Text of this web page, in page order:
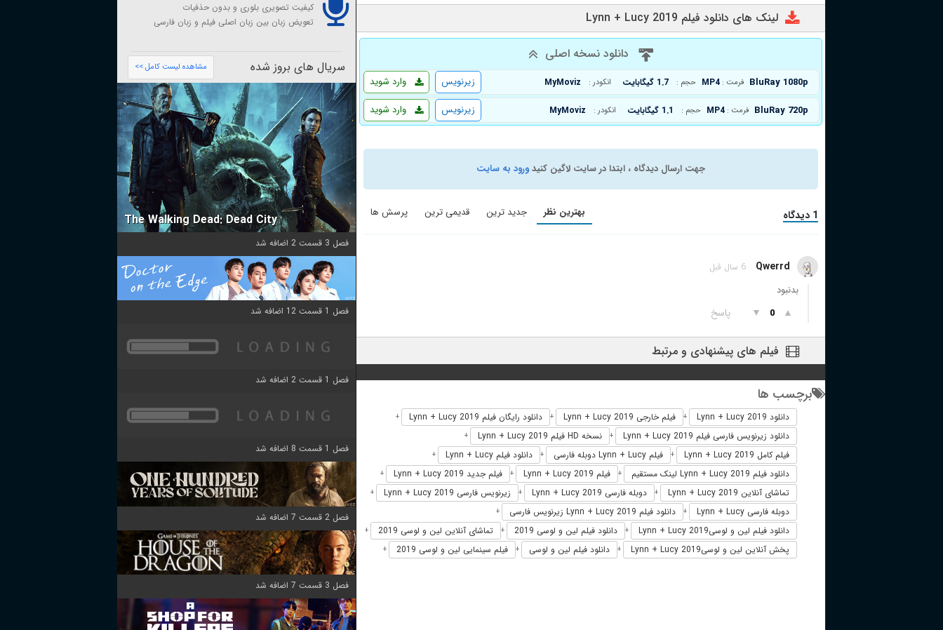
لینک های دانلود فیلم Lynn + Lucy 2019
دانلود نسخه اصلی
BluRay 1080p فرمت : MP4 حجم : 1.7 گیگابایت انکودر : MyMoviz وارد شوید
زیرنویس
BluRay 720p فرمت : MP4 حجم : 1.1 گیگابایت انکودر : MyMoviz وارد شوید زیرنویس
جهت ارسال دیدگاه ، ابتدا در سایت لاگین کنیدورود به سایت
1 دیدگاه بهترین نظر جدید ترین قدیمی ترین پرسش ها
Qwerrd 6 سال قبل
بدنبود
▲
0
▼ پاسخ
فیلم های پیشنهادی و مرتبط
برچسب ها
دانلود Lynn + Lucy 2019 + فیلم خارجی Lynn + Lucy 2019 + دانلود رایگان فیلم Lynn + Lucy 2019 +
دانلود زیرنویس فارسی فیلم Lynn + Lucy 2019 + نسخه HD فیلم Lynn + Lucy 2019 +
فیلم کامل Lynn + Lucy 2019 + فیلم Lynn + Lucy دوبله فارسی + دانلود فیلم Lynn + Lucy +
دانلود فیلم Lynn + Lucy 2019 لینک مستقیم + فیلم Lynn + Lucy 2019 + فیلم جدید Lynn + Lucy 2019 +
تماشای آنلاین Lynn + Lucy 2019 + دوبله فارسی Lynn + Lucy 2019 + زیرنویس فارسی Lynn + Lucy 2019 +
دوبله فارسی Lynn + Lucy + دانلود فیلم Lynn + Lucy 2019 زیرنویس فارسی +
دانلود فیلم لین و لوسیLynn + Lucy 2019 + دانلود فیلم لین و لوسی 2019 + تماشای آنلاین لین و لوسی 2019 +
پخش آنلاین لین و لوسیLynn + Lucy 2019 + دانلود فیلم لین و لوسی + فیلم سینمایی لین و لوسی 2019 +
کیفیت تصویری بلوری و بدون حذفیات
تعویض زبان بین زبان اصلی فیلم و زبان فارسی
سریال های بروز شده مشاهده لیست کامل >>
The Walking Dead: Dead City
فصل 3 قسمت 2 اضافه شد
فصل 1 قسمت 12 اضافه شد
فصل 1 قسمت 2 اضافه شد
فصل 1 قسمت 8 اضافه شد
فصل 2 قسمت 7 اضافه شد
فصل 3 قسمت 7 اضافه شد